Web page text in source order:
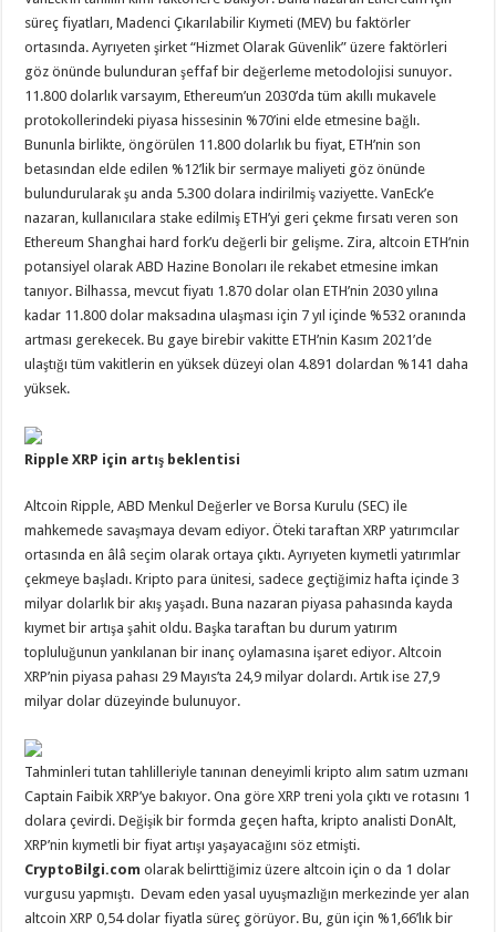
süreç fiyatları, Madenci Çıkarılabilir Kıymeti (MEV) bu faktörler
ortasında. Ayrıyeten şirket “Hizmet Olarak Güvenlik” üzere faktörleri
göz önünde bulunduran şeffaf bir değerleme metodolojisi sunuyor.
11.800 dolarlık varsayım, Ethereum’un 2030’da tüm akıllı mukavele
protokollerindeki piyasa hissesinin %70’ini elde etmesine bağlı.
Bununla birlikte, öngörülen 11.800 dolarlık bu fiyat, ETH’nin son
betasından elde edilen %12’lik bir sermaye maliyeti göz önünde
bulundurularak şu anda 5.300 dolara indirilmiş vaziyette. VanEck’e
nazaran, kullanıcılara stake edilmiş ETH’yi geri çekme fırsatı veren son
Ethereum Shanghai hard fork’u değerli bir gelişme. Zira, altcoin ETH’nin
potansiyel olarak ABD Hazine Bonoları ile rekabet etmesine imkan
tanıyor. Bilhassa, mevcut fiyatı 1.870 dolar olan ETH’nin 2030 yılına
kadar 11.800 dolar maksadına ulaşması için 7 yıl içinde %532 oranında
artması gerekecek. Bu gaye birebir vakitte ETH’nin Kasım 2021’de
ulaştığı tüm vakitlerin en yüksek düzeyi olan 4.891 dolardan %141 daha
yüksek.
Ripple XRP için artış beklentisi
Altcoin Ripple, ABD Menkul Değerler ve Borsa Kurulu (SEC) ile
mahkemede savaşmaya devam ediyor. Öteki taraftan XRP yatırımcılar
ortasında en âlâ seçim olarak ortaya çıktı. Ayrıyeten kıymetli yatırımlar
çekmeye başladı. Kripto para ünitesi, sadece geçtiğimiz hafta içinde 3
milyar dolarlık bir akış yaşadı. Buna nazaran piyasa pahasında kayda
kıymet bir artışa şahit oldu. Başka taraftan bu durum yatırım
topluluğunun yankılanan bir inanç oylamasına işaret ediyor. Altcoin
XRP’nin piyasa pahası 29 Mayıs’ta 24,9 milyar dolardı. Artık ise 27,9
milyar dolar düzeyinde bulunuyor.
Tahminleri tutan tahlilleriyle tanınan deneyimli kripto alım satım uzmanı
Captain Faibik XRP’ye bakıyor. Ona göre XRP treni yola çıktı ve rotasını 1
dolara çevirdi. Değişik bir formda geçen hafta, kripto analisti DonAlt,
XRP’nin kıymetli bir fiyat artışı yaşayacağını söz etmişti.
CryptoBilgi.com olarak belirttiğimiz üzere altcoin için o da 1 dolar
vurgusu yapmıştı. Devam eden yasal uyuşmazlığın merkezinde yer alan
altcoin XRP 0,54 dolar fiyatla süreç görüyor. Bu, gün için %1,66’lık bir